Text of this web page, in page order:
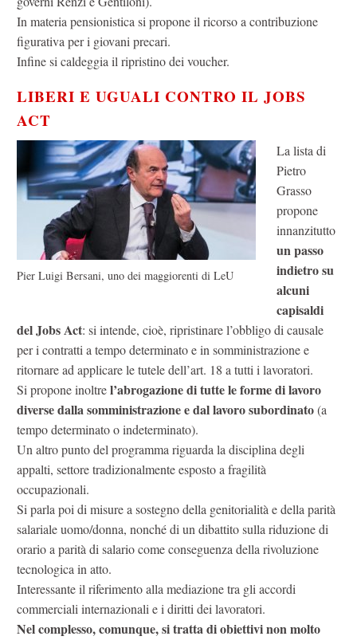
In materia pensionistica si propone il ricorso a contribuzione
figurativa per i giovani precari.
Infine si caldeggia il ripristino dei voucher.
LIBERI E UGUALI CONTRO IL JOBS
ACT
Pier Luigi Bersani, uno dei maggiorenti di LeU
La lista di
Pietro
Grasso
propone
innanzitutto
un passo
indietro su
alcuni
capisaldi
del Jobs Act: si intende, cioè, ripristinare l’obbligo di causale
per i contratti a tempo determinato e in somministrazione e
ritornare ad applicare le tutele dell’art. 18 a tutti i lavoratori.
Si propone inoltrel’abrogazione di tutte le forme di lavoro
diverse dalla somministrazione e dal lavoro subordinato(a
tempo determinato o indeterminato).
Un altro punto del programma riguarda la disciplina degli
appalti, settore tradizionalmente esposto a fragilità
occupazionali.
Si parla poi di misure a sostegno della genitorialità e della parità
salariale uomo/donna, nonché di un dibattito sulla riduzione di
orario a parità di salario come conseguenza della rivoluzione
tecnologica in atto.
Interessante il riferimento alla mediazione tra gli accordi
commerciali internazionali e i diritti dei lavoratori.
Nel complesso, comunque, si tratta di obiettivi non molto